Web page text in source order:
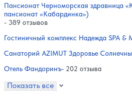
Пансионат Черноморская здравница
пансионат «Кабардинка»)
- 389 отзывов
Гостиничный комплекс Надежда SPA &
Санаторий AZIMUT Здоровье
Отель Фандоринъ- 202 отзыва
Показать все